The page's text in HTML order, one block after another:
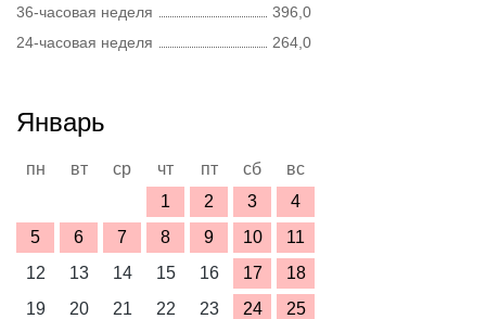
36-часовая неделя
396,0
24-часовая неделя
264,0
Январь
пн вт ср чт пт сб
вс
1
2 3
4
5
6 7 8 9 10
11
12
13 14 15 16 17
18
19
20 21 22 23 24
25